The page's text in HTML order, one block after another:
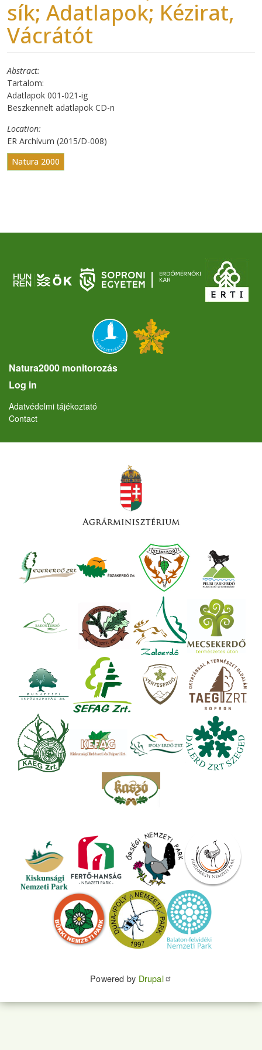
sík; Adatlapok; Kézirat,
Vácrátót
Abstract
Tartalom:
Adatlapok 001-021-ig
Beszkennelt adatlapok CD-n
Location
ER Archívum (2015/D-008)
Natura 2000
Natura2000 monitorozás
User account menu
Log in
Lábléc
Adatvédelmi tájékoztató
Contact
Powered by Drupal